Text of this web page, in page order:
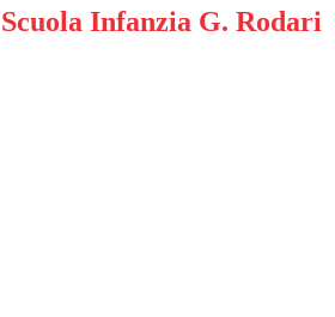
Infanzia G. Rodari